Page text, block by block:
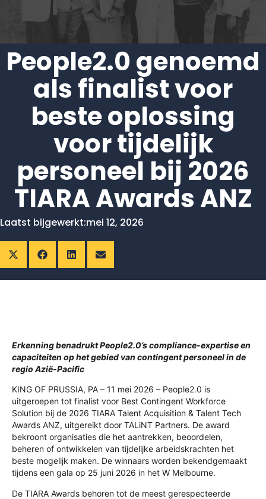
People2.0 genoemd
als finalist voor
beste oplossing
voor tijdelijk
personeel bij 2026
TIARA Awards ANZ
Laatst bijgewerkt:mei 12, 2026
Erkenning benadrukt People2.0’s compliance-expertise en
capaciteiten op het gebied van contingent personeel in de
regio Azië-Pacific
KING OF PRUSSIA, PA – 11 mei 2026 – People2.0 is
uitgeroepen tot finalist voor Best Contingent Workforce
Solution bij de 2026 TIARA Talent Acquisition & Talent Tech
Awards ANZ, uitgereikt door TALiNT Partners. De award
bekroont organisaties die het aantrekken, beoordelen,
beheren of ontwikkelen van tijdelijke arbeidskrachten het
beste mogelijk maken. De winnaars worden bekendgemaakt
tijdens een gala op 25 juni 2026 in het W Melbourne.
De TIARA Awards behoren tot de meest gerespecteerde